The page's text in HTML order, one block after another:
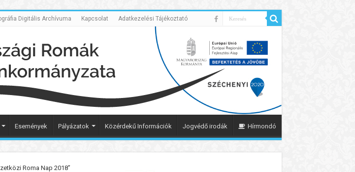
Digitális Archívuma Kapcsolat Adatkezelési Tájékoztató
Események Pályázatok Közérdekű Információk Jogvédő irodák Hírmondó
Roma Nap 2018”